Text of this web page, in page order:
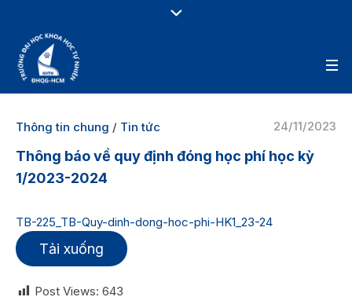
24/11/2023
Thông tin chung / Tin tức
Thông báo về quy định đóng học phí học kỳ
1/2023-2024
TB-225_TB-Quy-dinh-dong-hoc-phi-HK1_23-24
Tải xuống
Post Views: 643